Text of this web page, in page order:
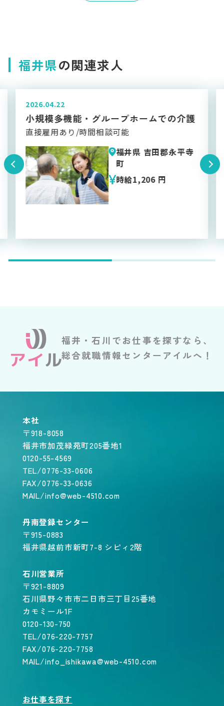
福井県の関連求人
寺
2026.04.22
夜勤専任 高齢者施設での介護職
週1日～OK 実働8時間で日給12,000円以上
福井県 吉田郡永平寺
時給1,250 〜1,300
福井・石川でお仕事を探すなら、
総合就職情報センターアイルへ！
本社
〒918-8058
福井市加茂緑苑町205番地1
0120-55-4569
TEL/0776-33-0606
FAX/0776-33-0636
MAIL/info@web-4510.com
丹南登録センター
〒915-0883
福井県越前市新町7-8 シピィ2階
石川営業所
〒921-8809
石川県野々市市二日市三丁目25番地
カモミール1F
0120-130-750
TEL/076-220-7757
FAX/076-220-7758
MAIL/info_ishikawa@web-4510.com
お仕事を探す